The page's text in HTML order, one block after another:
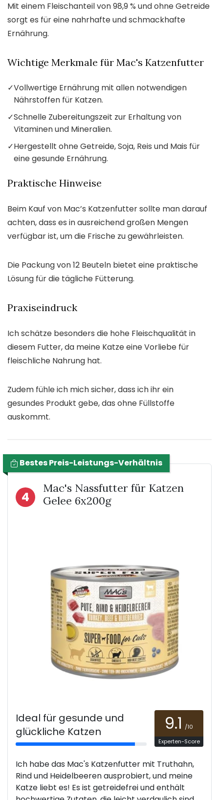
Mit einem Fleischanteil von 98,9 % und ohne Getreide
sorgt es für eine nahrhafte und schmackhafte
Ernährung.
Wichtige Merkmale für Mac's Katzenfutter
✓Vollwertige Ernährung mit allen notwendigen
Nährstoffen für Katzen.
✓Schnelle Zubereitungszeit zur Erhaltung von
Vitaminen und Mineralien.
✓Hergestellt ohne Getreide, Soja, Reis und Mais für
eine gesunde Ernährung.
Praktische Hinweise
Beim Kauf von Mac’s Katzenfutter sollte man darauf
achten, dass es in ausreichend großen Mengen
verfügbar ist, um die Frische zu gewährleisten.
Die Packung von 12 Beuteln bietet eine praktische
Lösung für die tägliche Fütterung.
Praxiseindruck
Ich schätze besonders die hohe Fleischqualität in
diesem Futter, da meine Katze eine Vorliebe für
fleischliche Nahrung hat.
Zudem fühle ich mich sicher, dass ich ihr ein
gesundes Produkt gebe, das ohne Füllstoffe
auskommt.
Bestes Preis-Leistungs-Verhältnis
4
Mac's Nassfutter für Katzen
Gelee 6x200g
Ideal für gesunde und
glückliche Katzen
9.1 /10
Experten-Score
Ich habe das Mac's Katzenfutter mit Truthahn,
Rind und Heidelbeeren ausprobiert, und meine
Katze liebt es! Es ist getreidefrei und enthält